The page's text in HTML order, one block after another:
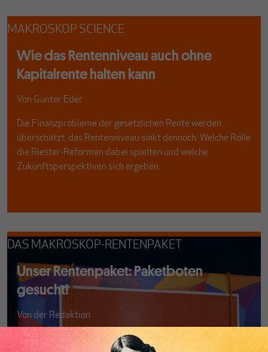
MAKROSKOP SCIENCE
Wie das Rentenniveau auch ohne
Kapitalrente halten kann
Von Günter Eder
Die Finanzprobleme der gesetzlichen Rente werden
überschätzt, das Rentenniveau sinkt dennoch. Welche Rolle
die Riester-Reformen dabei spielten und welche
Zukunftsperspektiven sich ergeben.
DAS MAKROSKOP-RENTENPAKET
Unser Rentenpaket: Paketboten
gesucht!
Von der Redaktion